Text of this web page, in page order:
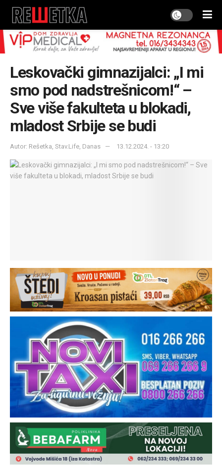
Leskovački gimnazijalci: „I mi
smo pod nadstrešnicom!“ –
Sve više fakulteta u blokadi,
mladost Srbije se budi
Autor: Rešetka, Stav.Life, Danas 13.12.2024. - 13:20